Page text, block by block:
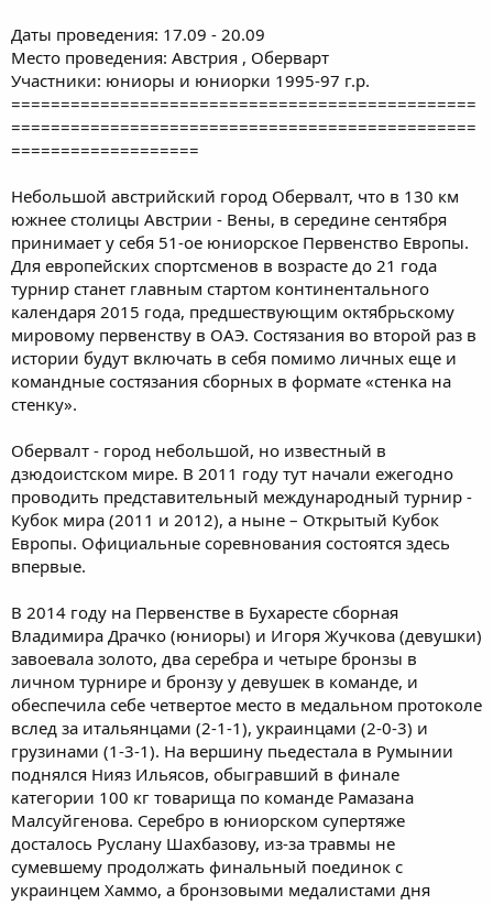
Даты проведения: 17.09 - 20.09
Место проведения: Австрия , Оберварт
Участники: юниоры и юниорки 1995-97 г.р.
===============================================
===============================================
===================
Небольшой австрийский город Обервалт, что в 130 км
южнее столицы Австрии - Вены, в середине сентября
принимает у себя 51-ое юниорское Первенство Европы.
Для европейских спортсменов в возрасте до 21 года
турнир станет главным стартом континентального
календаря 2015 года, предшествующим октябрьскому
мировому первенству в ОАЭ. Состязания во второй раз в
истории будут включать в себя помимо личных еще и
командные состязания сборных в формате «стенка на
стенку».
Обервалт - город небольшой, но известный в
дзюдоистском мире. В 2011 году тут начали ежегодно
проводить представительный международный турнир -
Кубок мира (2011 и 2012), а ныне – Открытый Кубок
Европы. Официальные соревнования состоятся здесь
впервые.
В 2014 году на Первенстве в Бухаресте сборная
Владимира Драчко (юниоры) и Игоря Жучкова (девушки)
завоевала золото, два серебра и четыре бронзы в
личном турнире и бронзу у девушек в команде, и
обеспечила себе четвертое место в медальном протоколе
вслед за итальянцами (2-1-1), украинцами (2-0-3) и
грузинами (1-3-1). На вершину пьедестала в Румынии
поднялся Нияз Ильясов, обыгравший в финале
категории 100 кг товарища по команде Рамазана
Малсуйгенова. Серебро в юниорском супертяже
досталось Руслану Шахбазову, из-за травмы не
сумевшему продолжать финальный поединок с
украинцем Хаммо, а бронзовыми медалистами дня